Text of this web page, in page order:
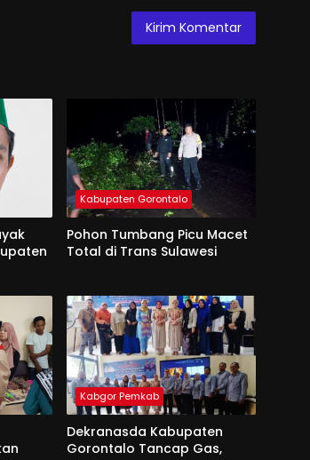
Kabupaten Gorontalo
Pohon Tumbang Picu Macet
Total di Trans Sulawesi
Kabgor Pemkab
Dekranasda Kabupaten
Gorontalo Tancap Gas,